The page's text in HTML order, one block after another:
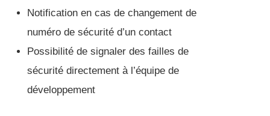
Notification en cas de changement de
numéro de sécurité d’un contact
Possibilité de signaler des failles de
sécurité directement à l’équipe de
développement